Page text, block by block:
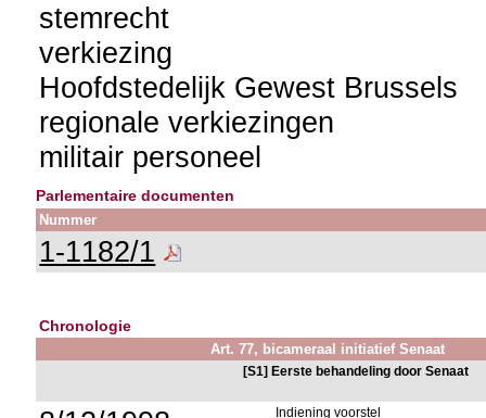
stemrecht
verkiezing
Hoofdstedelijk Gewest Brussels
regionale verkiezingen
militair personeel
Parlementaire documenten
Nummer
1-1182/1
Chronologie
Art. 77, bicameraal initiatief Senaat
[S1] Eerste behandeling door Senaat
Indiening voorstel